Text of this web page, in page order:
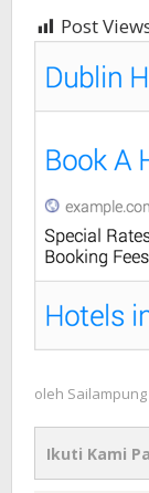
Post
oleh Sailampung
Ikuti Kami